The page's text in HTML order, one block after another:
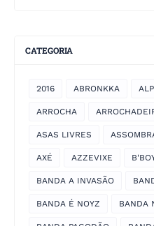
CATEGORIA
2016 ABRONKKA
ARROCHA
ASAS LIVRES
AXÉ AZZEVIXE
BANDA A INVASÃO
BANDA É NOYZ BANDA